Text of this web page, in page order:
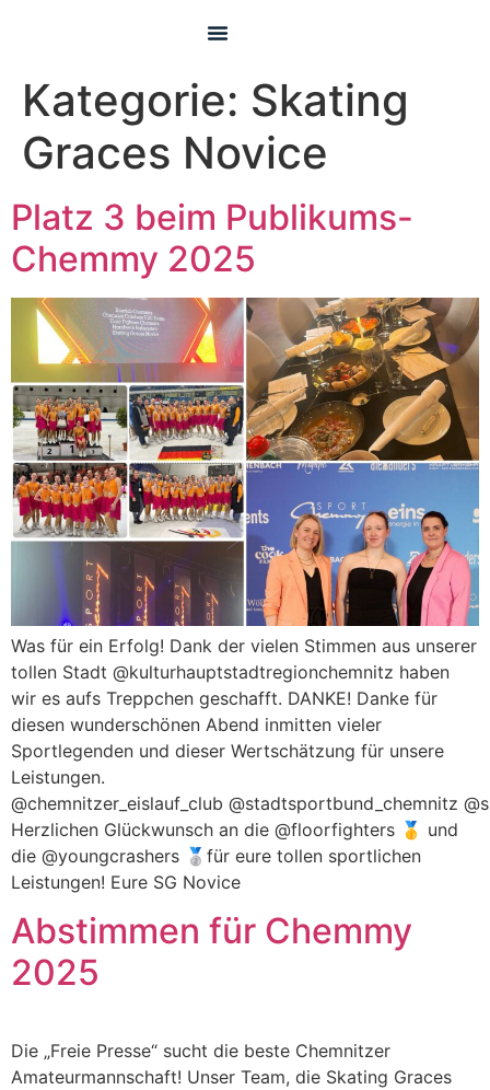
Kategorie: Skating
Graces Novice
Platz 3 beim Publikums-
Chemmy 2025
Was für ein Erfolg! Dank der vielen Stimmen aus unserer
tollen Stadt @kulturhauptstadtregionchemnitz haben
wir es aufs Treppchen geschafft. DANKE! Danke für
diesen wunderschönen Abend inmitten vieler
Sportlegenden und dieser Wertschätzung für unsere
Leistungen.
@chemnitzer_eislauf_club @stadtsportbund_chemnitz
Herzlichen Glückwunsch an die @floorfighters 🥇 und
die @youngcrashers 🥈für eure tollen sportlichen
Leistungen! Eure SG Novice
Abstimmen für Chemmy
2025
Die „Freie Presse“ sucht die beste Chemnitzer
Amateurmannschaft! Unser Team, die Skating Graces